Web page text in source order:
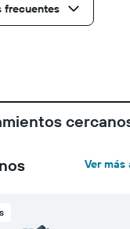
frecuentes
Ver